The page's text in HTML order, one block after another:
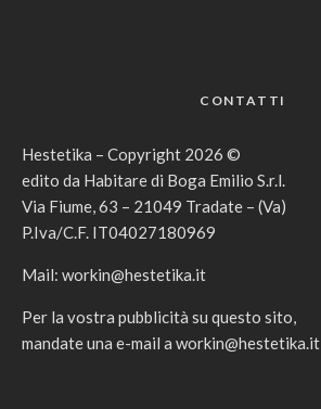
CONTATTI
Hestetika – Copyright 2026 ©
edito da Habitare di Boga Emilio S.r.l.
Via Fiume, 63 – 21049 Tradate – (Va)
P.Iva/C.F. IT04027180969
Mail: workin@hestetika.it
Per la vostra pubblicità su questo sito,
mandate una e-mail a workin@hestetika.it